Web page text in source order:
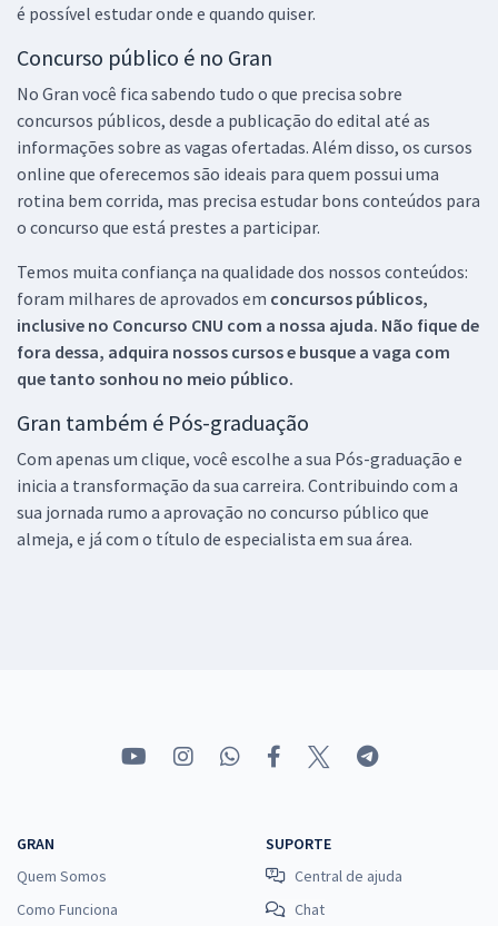
é possível estudar onde e quando quiser.
Concurso público é no Gran
No Gran você fica sabendo tudo o que precisa sobre
concursos públicos, desde a publicação do edital até as
informações sobre as vagas ofertadas. Além disso, os cursos
online que oferecemos são ideais para quem possui uma
rotina bem corrida, mas precisa estudar bons conteúdos para
o concurso que está prestes a participar.
Temos muita confiança na qualidade dos nossos conteúdos:
foram milhares de aprovados em concursos públicos,
inclusive no Concurso CNU com a nossa ajuda. Não fique de
fora dessa, adquira nossos cursos e busque a vaga com
que tanto sonhou no meio público.
Gran também é Pós-graduação
Com apenas um clique, você escolhe a sua Pós-graduação e
inicia a transformação da sua carreira. Contribuindo com a
sua jornada rumo a aprovação no concurso público que
almeja, e já com o título de especialista em sua área.
GRAN
Quem Somos
Como Funciona
SUPORTE
Central de ajuda
Chat